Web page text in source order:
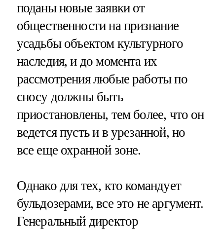
поданы новые заявки от
общественности на признание
усадьбы объектом культурного
наследия, и до момента их
рассмотрения любые работы по
сносу должны быть
приостановлены, тем более, что он
ведется пусть и в урезанной, но
все еще охранной зоне.
Однако для тех, кто командует
бульдозерами, все это не аргумент.
Генеральный директор